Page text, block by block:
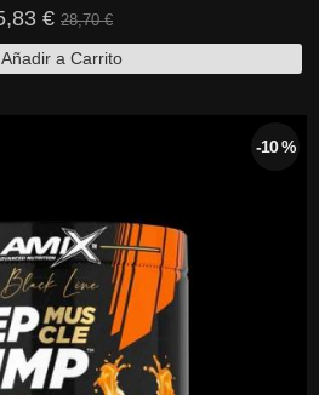
€ 28,70 €
Añadir a Carrito
-10 %